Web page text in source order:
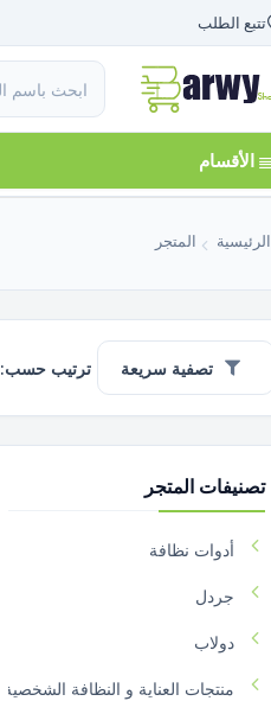
تتبع الطلب
الأقسام
الرئيسية المتجر
تصفية سريعة ترتيب حسب:
تصنيفات المتجر
أدوات نظافة
جردل
دولاب
منتجات العناية و النظافة الشخصية